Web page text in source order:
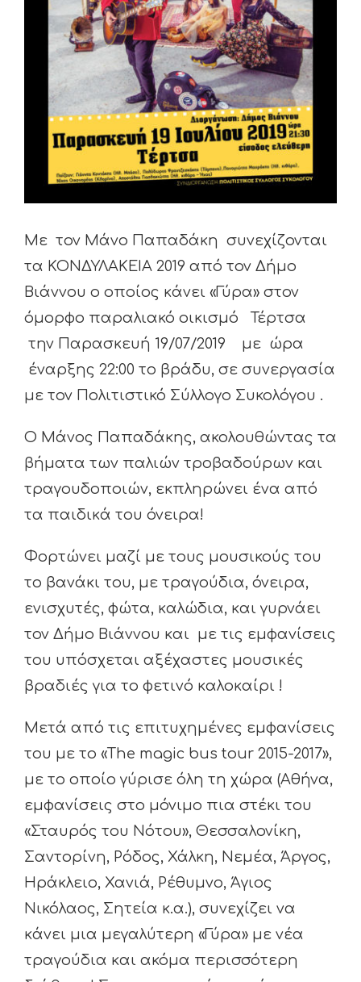
Με τον Μάνο Παπαδάκη συνεχίζονται
τα ΚΟΝΔΥΛΑΚΕΙΑ 2019 από τον Δήμο
Βιάννου ο οποίος κάνει «Γύρα» στον
όμορφο παραλιακό οικισμό Τέρτσα
την Παρασκευή 19/07/2019 με ώρα
έναρξης 22:00 το βράδυ, σε συνεργασία
με τον Πολιτιστικό Σύλλογο Συκολόγου .
Ο Μάνος Παπαδάκης, ακολουθώντας τα
βήματα των παλιών τροβαδούρων και
τραγουδοποιών, εκπληρώνει ένα από
τα παιδικά του όνειρα!
Φορτώνει μαζί με τους μουσικούς του
το βανάκι του, με τραγούδια, όνειρα,
ενισχυτές, φώτα, καλώδια, και γυρνάει
τον Δήμο Βιάννου και με τις εμφανίσεις
του υπόσχεται αξέχαστες μουσικές
βραδιές για το φετινό καλοκαίρι !
Μετά από τις επιτυχημένες εμφανίσεις
του με το «Τhe magic bus tour 2015-2017»,
με το οποίο γύρισε όλη τη χώρα (Αθήνα,
εμφανίσεις στο μόνιμο πια στέκι του
«Σταυρός του Νότου», Θεσσαλονίκη,
Σαντορίνη, Ρόδος, Χάλκη, Νεμέα, Άργος,
Ηράκλειο, Χανιά, Ρέθυμνο, Άγιος
Νικόλαος, Σητεία κ.α.), συνεχίζει να
κάνει μια μεγαλύτερη «Γύρα» με νέα
τραγούδια και ακόμα περισσότερη